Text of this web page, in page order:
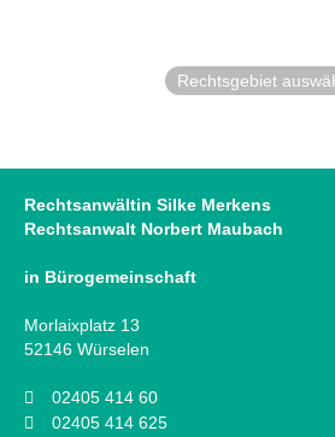
Rechtsgebiet
Rechtsanwältin Silke Merkens
Rechtsanwalt Norbert Maubach
in Bürogemeinschaft
Morlaixplatz 13
52146 Würselen
02405 414 60
02405 414 625